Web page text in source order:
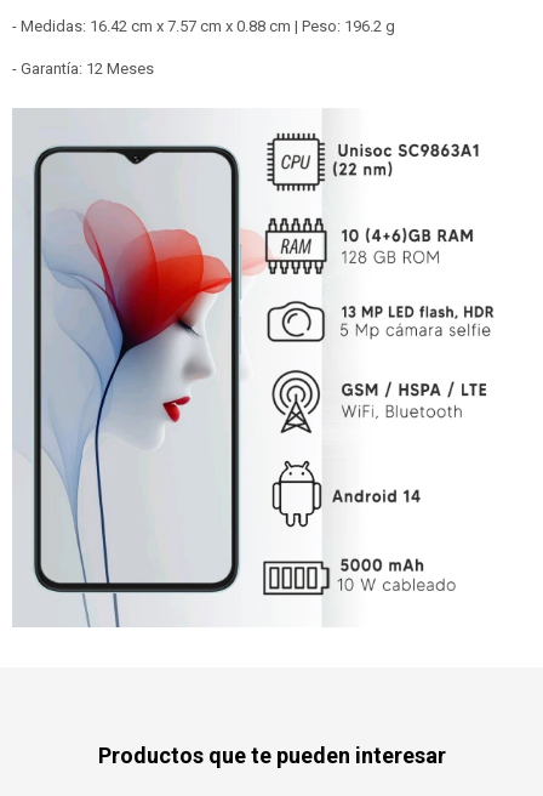
- Medidas: 16.42 cm x 7.57 cm x 0.88 cm | Peso: 196.2 g
- Garantía: 12 Meses
Productos que te pueden interesar